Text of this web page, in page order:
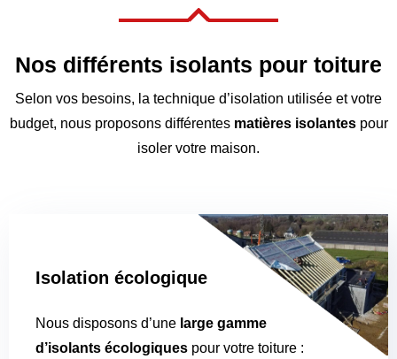

Nos différents isolants pour toiture
Selon vos besoins, la technique d’isolation utilisée et votre
budget, nous proposons différentes matières isolantes pour
isoler votre maison.
Isolation écologique
Nous disposons d’une large gamme
d’isolants écologiques pour votre toiture :